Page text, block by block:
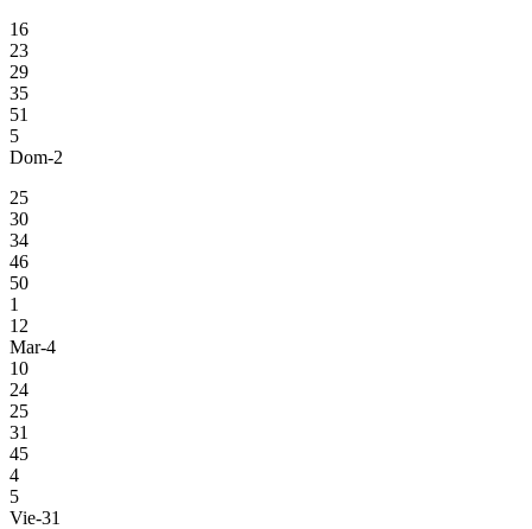
16
23
29
35
51
5
Dom-2
25
30
34
46
50
1
12
Mar-4
10
24
25
31
45
4
5
Vie-31